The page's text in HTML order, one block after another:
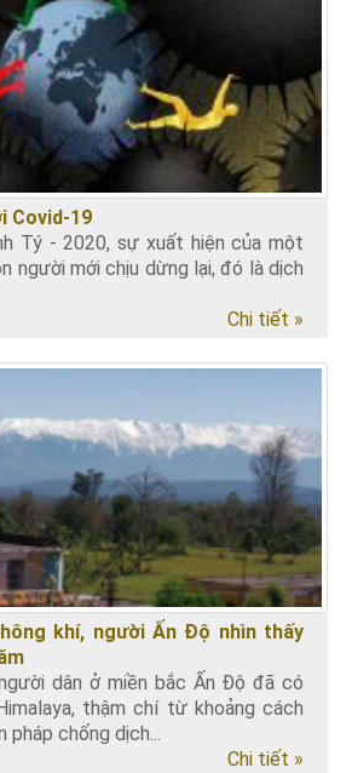
Covid-19
Tý - 2020, sự xuất hiện của một
người mới chịu dừng lại, đó là dịch
Chi tiết »
khí, người Ấn Độ nhìn thấy
dân ở miền bắc Ấn Độ đã có
thậm chí từ khoảng cách
pháp chống dịch...
Chi tiết »